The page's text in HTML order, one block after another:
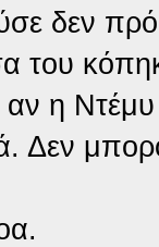
δεν
η
Δεν